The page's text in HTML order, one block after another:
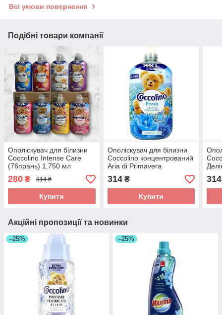
Всі умови повернення
Подібні товари компанії
Ополіскувач для білизни
Coccolino Intense Care
(76прань) 1.750 мл
280 ₴ 314 ₴
Купити
Ополіскувач для білизни
Coccolino концентрований
Aria di Primavera
Весняний 1750мл , 76
прання
314₴
Купити
314
Акційні пропозиції та новинки
–25% –25%